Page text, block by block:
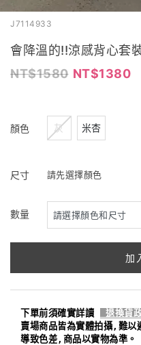
J7114933
會降溫的!!涼感背心套
1580
1380
顏色 灰 米杏
尺寸 請先選擇顏色
數量
加
下單前須確實詳讀 退換貨
賣場商品皆為實體拍攝,難以
導致色差,商品以實物為準。